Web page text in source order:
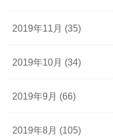
2019年11月 (35)
2019年10月 (34)
2019年9月 (66)
2019年8月 (105)